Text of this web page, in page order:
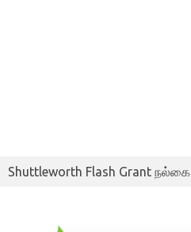
Shuttleworth Flash Grant நல்கை